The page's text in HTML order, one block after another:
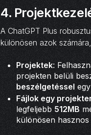
4.
A ChatGPT Plus
különösen azok
Projektek:
projekten belüli
beszélgetéssel
Fájlok egy
legfeljebb 512MB
különösen